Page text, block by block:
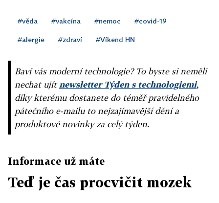
#věda #vakcína #nemoc #covid-19
#alergie #zdraví #Víkend HN
Baví vás moderní technologie? To byste si neměli
nechat ujít newsletter Týden s technologiemi,
díky kterému dostanete do téměř pravidelného
pátečního e-mailu to nejzajímavější dění a
produktové novinky za celý týden.
Informace už máte
Teď je čas procvičit mozek